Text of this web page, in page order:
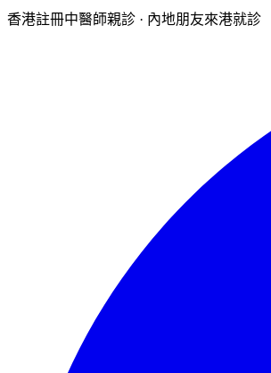
香港註冊中醫師親診 · 內地朋友來港就診